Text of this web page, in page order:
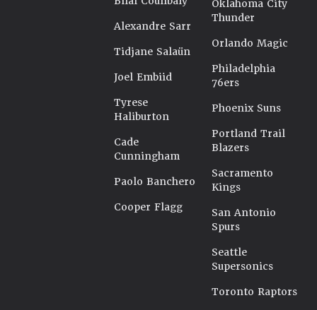
Alexandre Sarr
Tidjane Salaün
Joel Embiid
Tyrese
Haliburton
Cade
Cunningham
Paolo Banchero
Cooper Flagg
Oklahoma City
Thunder
Orlando Magic
Philadelphia
76ers
Phoenix Suns
Portland Trail
Blazers
Sacramento
Kings
San Antonio
Spurs
Seattle
Supersonics
Toronto Raptors